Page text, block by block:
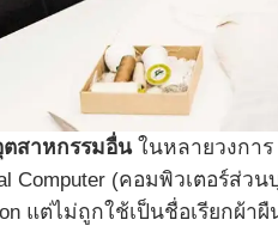
สาหกรรมอื่นในหลายวงการ
(คอมพิวเตอร์ส่วน
แต่ไม่ถูกใช้เป็นชื่อเรียกผ้า